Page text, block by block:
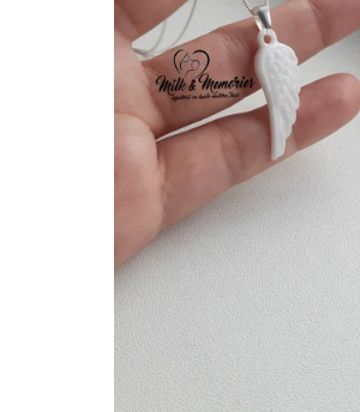
Vouchere Cadou
Seturi bijuterii
Seturi din argint